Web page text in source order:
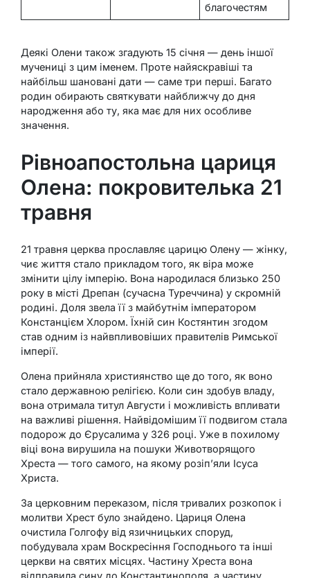
благочестям
Деякі Олени також згадують 15 січня — день іншої
мучениці з цим іменем. Проте найяскравіші та
найбільш шановані дати — саме три перші. Багато
родин обирають святкувати найближчу до дня
народження або ту, яка має для них особливе
значення.
Рівноапостольна цариця
Олена: покровителька 21
травня
21 травня церква прославляє царицю Олену — жінку,
чиє життя стало прикладом того, як віра може
змінити цілу імперію. Вона народилася близько 250
року в місті Дрепан (сучасна Туреччина) у скромній
родині. Доля звела її з майбутнім імператором
Констанцієм Хлором. Їхній син Костянтин згодом
став одним із найвпливовіших правителів Римської
імперії.
Олена прийняла християнство ще до того, як воно
стало державною релігією. Коли син здобув владу,
вона отримала титул Августи і можливість впливати
на важливі рішення. Найвідомішим її подвигом стала
подорож до Єрусалима у 326 році. Уже в похилому
віці вона вирушила на пошуки Животворящого
Хреста — того самого, на якому розіп’яли Ісуса
Христа.
За церковним переказом, після тривалих розкопок і
молитви Хрест було знайдено. Цариця Олена
очистила Голгофу від язичницьких споруд,
побудувала храм Воскресіння Господнього та інші
церкви на святих місцях. Частину Хреста вона
відправила сину до Константинополя, а частину